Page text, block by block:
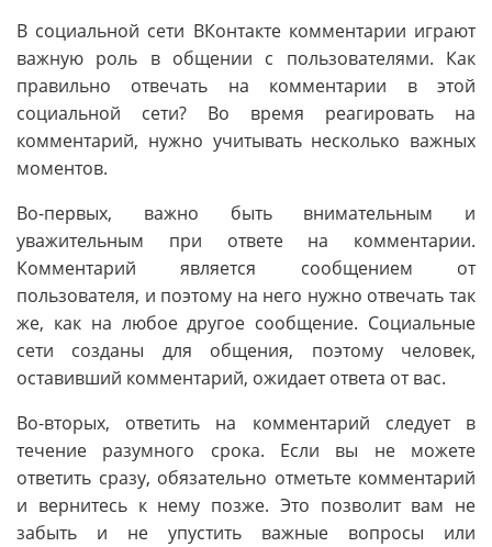
В социальной сети ВКонтакте комментарии играют
важную роль в общении с пользователями. Как
правильно отвечать на комментарии в этой
социальной сети? Во время реагировать на
комментарий, нужно учитывать несколько важных
моментов.
Во-первых, важно быть внимательным и
уважительным при ответе на комментарии.
Комментарий является сообщением от
пользователя, и поэтому на него нужно отвечать так
же, как на любое другое сообщение. Социальные
сети созданы для общения, поэтому человек,
оставивший комментарий, ожидает ответа от вас.
Во-вторых, ответить на комментарий следует в
течение разумного срока. Если вы не можете
ответить сразу, обязательно отметьте комментарий
и вернитесь к нему позже. Это позволит вам не
забыть и не упустить важные вопросы или